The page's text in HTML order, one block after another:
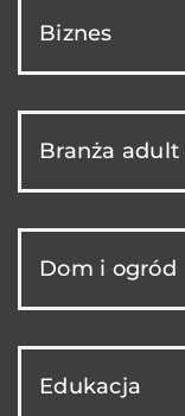
Biznes
Branża
Dom i ogród
Edukacja